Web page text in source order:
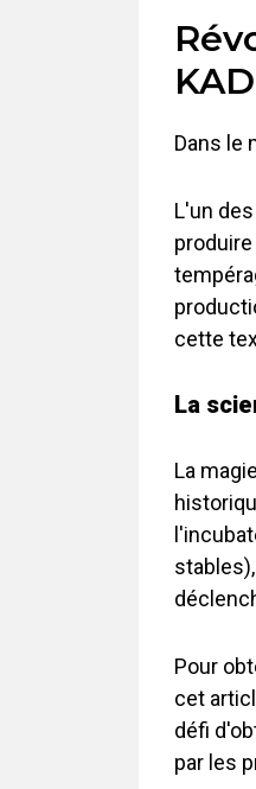
Dans le
L'un
cette
La
La
Pour
cet
défi
par les